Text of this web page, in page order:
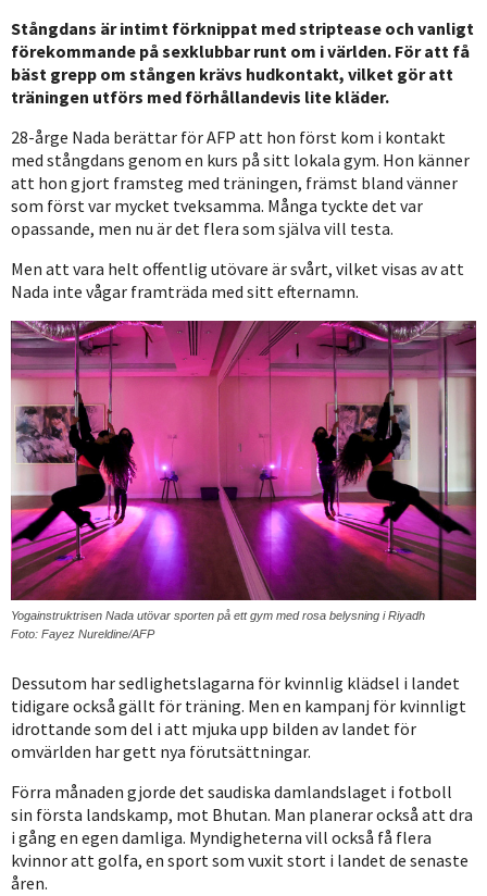
Stångdans är intimt förknippat med striptease och vanligt
förekommande på sexklubbar runt om i världen. För att få
bäst grepp om stången krävs hudkontakt, vilket gör att
träningen utförs med förhållandevis lite kläder.
28-årge Nada berättar för AFP att hon först kom i kontakt
med stångdans genom en kurs på sitt lokala gym. Hon känner
att hon gjort framsteg med träningen, främst bland vänner
som först var mycket tveksamma. Många tyckte det var
opassande, men nu är det flera som själva vill testa.
Men att vara helt offentlig utövare är svårt, vilket visas av att
Nada inte vågar framträda med sitt efternamn.
Yogainstruktrisen Nada utövar sporten på ett gym med rosa belysning i Riyadh
Foto: Fayez Nureldine/AFP
Dessutom har sedlighetslagarna för kvinnlig klädsel i landet
tidigare också gällt för träning. Men en kampanj för kvinnligt
idrottande som del i att mjuka upp bilden av landet för
omvärlden har gett nya förutsättningar.
Förra månaden gjorde det saudiska damlandslaget i fotboll
sin första landskamp, mot Bhutan. Man planerar också att dra
i gång en egen damliga. Myndigheterna vill också få flera
kvinnor att golfa, en sport som vuxit stort i landet de senaste
åren.